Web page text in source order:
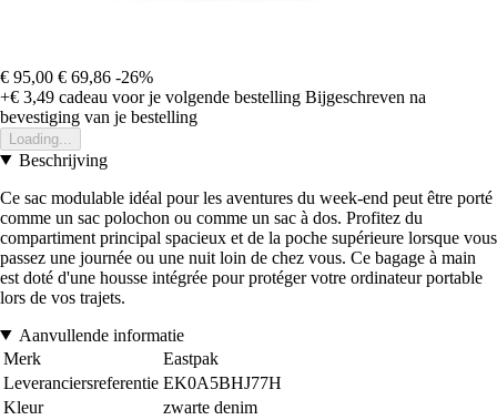
€ 95,00 € 69,86 -26%
+€ 3,49 cadeau voor je volgende bestelling Bijgeschreven na
bevestiging van je bestelling
Loading...
Beschrijving
Ce sac modulable idéal pour les aventures du week-end peut être porté
comme un sac polochon ou comme un sac à dos. Profitez du
compartiment principal spacieux et de la poche supérieure lorsque vous
passez une journée ou une nuit loin de chez vous. Ce bagage à main
est doté d'une housse intégrée pour protéger votre ordinateur portable
lors de vos trajets.
Aanvullende informatie
Merk
Eastpak
Leveranciersreferentie EK0A5BHJ77H
Kleur
zwarte denim